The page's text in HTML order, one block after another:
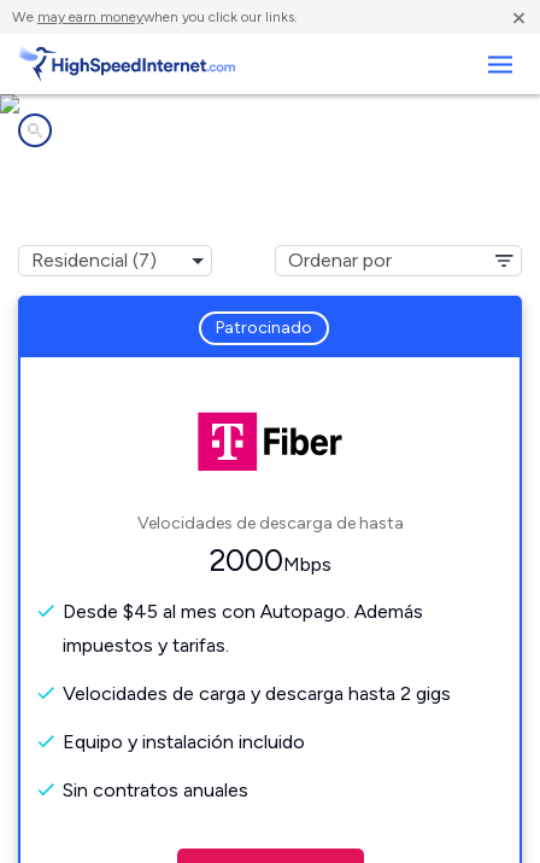
We may earn moneywhen you click our links. ×
Patrocinado
Velocidades de descarga de hasta
2000Mbps
Desde $45 al mes con Autopago. Además
impuestos y tarifas.
Velocidades de carga y descarga hasta 2 gigs
Equipo y instalación incluido
Sin contratos anuales